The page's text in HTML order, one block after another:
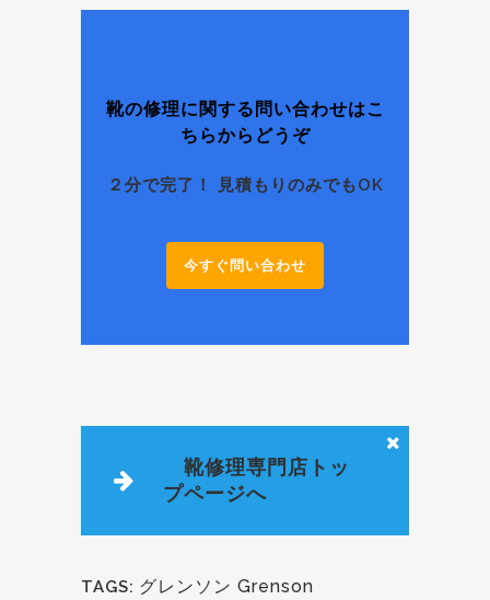
靴の修理に関する問い合わせはこ
ちらからどうぞ
２分で完了！ 見積もりのみでもOK
今すぐ問い合わせ
靴修理専門店トッ
プページへ
TAGS: グレンソン Grenson